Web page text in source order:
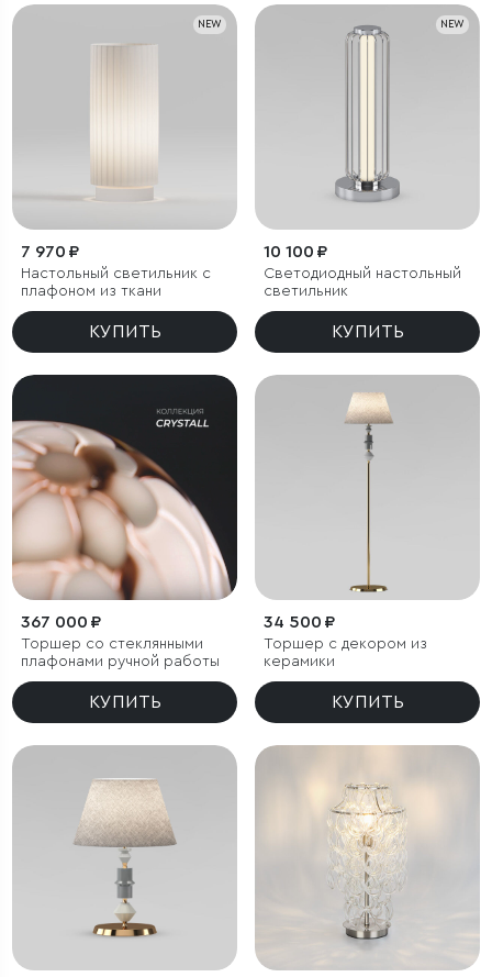
NEW
7 970 ₽
Настольный светильник с
плафоном из ткани
КУПИТЬ
NEW
10 100 ₽
Светодиодный настольный
светильник
КУПИТЬ
367 000 ₽
Торшер со стеклянными
плафонами ручной работы
КУПИТЬ
34 500 ₽
Торшер с декором из
керамики
КУПИТЬ